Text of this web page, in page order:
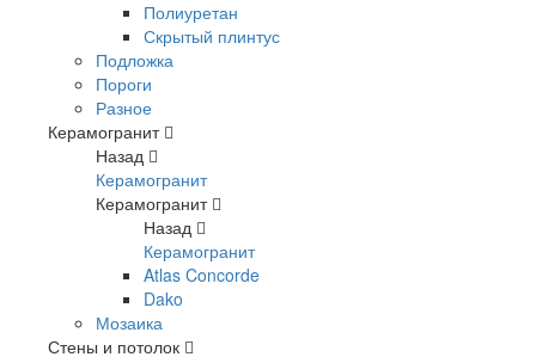
Полиуретан
Скрытый плинтус
Подложка
Пороги
Разное
Керамогранит
Назад
Керамогранит
Керамогранит
Назад
Керамогранит
Atlas Concorde
Dako
Мозаика
Стены и потолок